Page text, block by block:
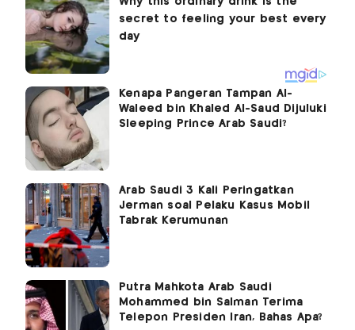
Kenapa Pangeran Tampan Al-
Waleed bin Khaled Al-Saud Dijuluki
Sleeping Prince Arab Saudi?
Arab Saudi 3 Kali Peringatkan
Jerman soal Pelaku Kasus Mobil
Tabrak Kerumunan
Putra Mahkota Arab Saudi
Mohammed bin Salman Terima
Telepon Presiden Iran, Bahas Apa?